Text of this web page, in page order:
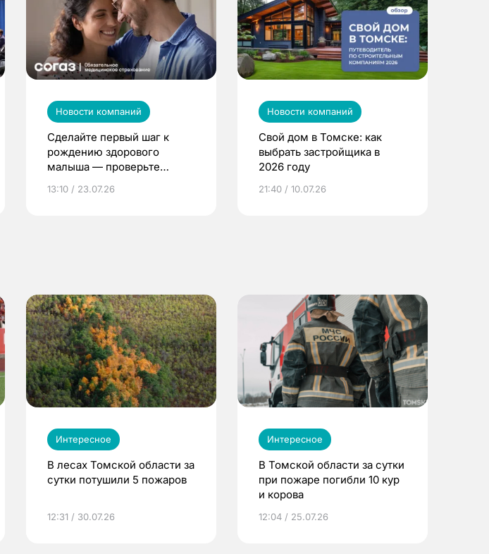
Новости компаний
Сделайте первый шаг к
рождению здорового
малыша — проверьте
по ОМС!
13:10 / 23.07.26
Новости компаний
Свой дом в Томске: как
выбрать застройщика в
2026 году
21:40 / 10.07.26
Интересное
В лесах Томской области за
сутки потушили 5 пожаров
12:31 / 30.07.26
Интересное
В Томской области за сутки
при пожаре погибли 10 кур
и корова
12:04 / 25.07.26